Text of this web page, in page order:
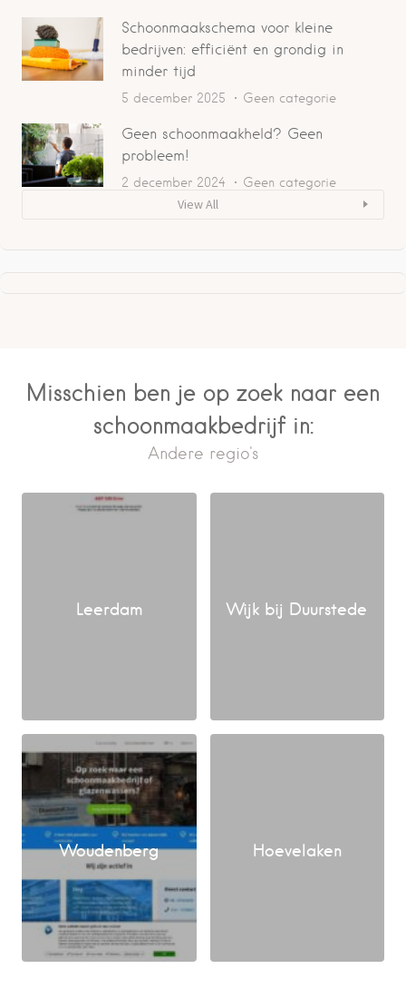
Schoonmaakschema voor kleine
bedrijven: efficiënt en grondig in
minder tijd
5 december 2025 Geen categorie
Geen schoonmaakheld? Geen
probleem!
2 december 2024 Geen categorie
View All
Misschien ben je op zoek naar een
schoonmaakbedrijf in:
Andere regio's
Leerdam Wijk bij Duurstede
Woudenberg Hoevelaken